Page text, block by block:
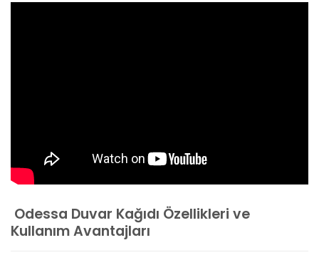
Odessa Duvar Kağıdı Özellikleri ve
Kullanım Avantajları